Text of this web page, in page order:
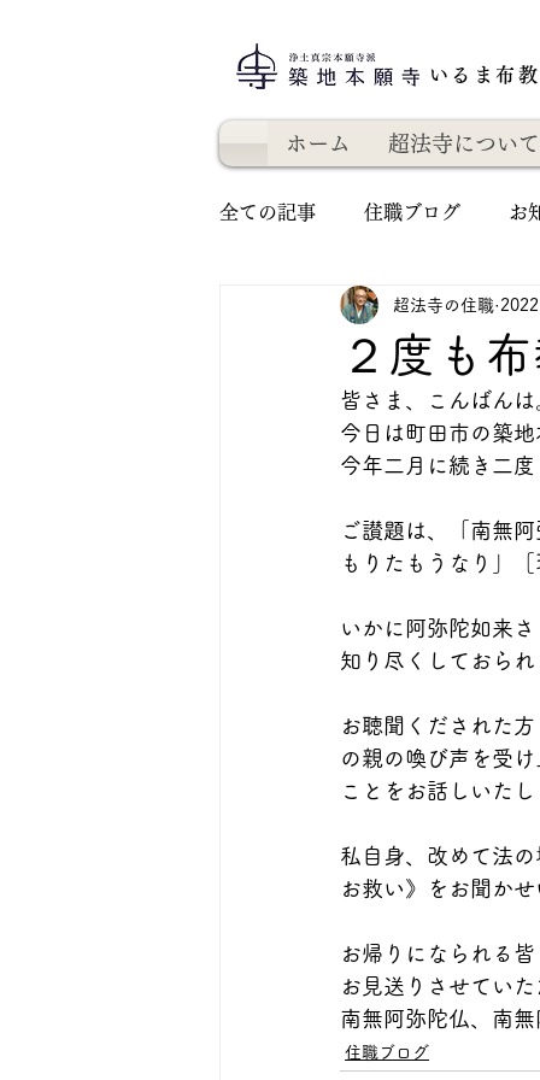
いるま布
ホーム 超法寺について
全ての記事 住職ブログ お
２度も
超法寺の住職
皆さま、こんばんは
今日は町田市の築
今年二月に続き二
ご讃題は、「南無
もりたもうなり」
いかに阿弥陀如来
知り尽くしておら
お聴聞くだされた
の親の喚び声を受
ことをお話しいた
私自身、改めて法
お救い》をお聞か
お帰りになられる
お見送りさせてい
南無阿弥陀仏、南
住職ブログ